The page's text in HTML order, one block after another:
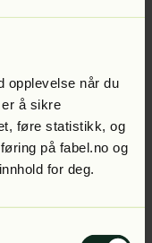
opplevelse når du
å sikre
føre statistikk, og
på fabel.no og
for deg.